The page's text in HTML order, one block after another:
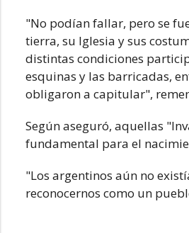
"No podían fallar, pero se
tierra, su Iglesia y sus
distintas condiciones
esquinas y las barricadas,
obligaron a capitular",
Según aseguró, aquellas
fundamental para el
"Los argentinos aún no
reconocernos como un